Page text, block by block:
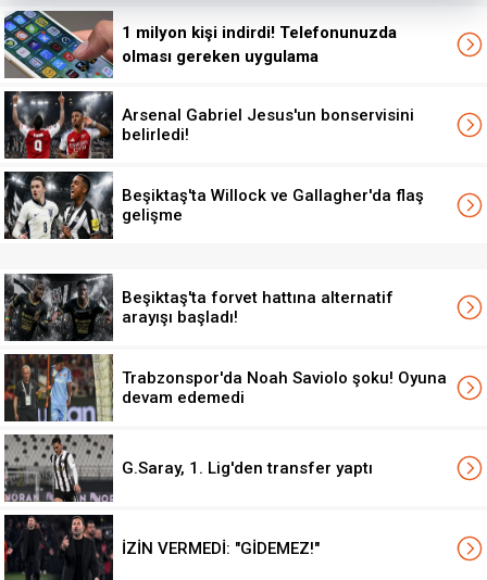
1 milyon kişi indirdi! Telefonunuzda
olması gereken uygulama
Arsenal Gabriel Jesus'un bonservisini
belirledi!
Beşiktaş'ta Willock ve Gallagher'da flaş
gelişme
Beşiktaş'ta forvet hattına alternatif
arayışı başladı!
Trabzonspor'da Noah Saviolo şoku! Oyuna
devam edemedi
G.Saray, 1. Lig'den transfer yaptı
İZİN VERMEDİ: "GİDEMEZ!"